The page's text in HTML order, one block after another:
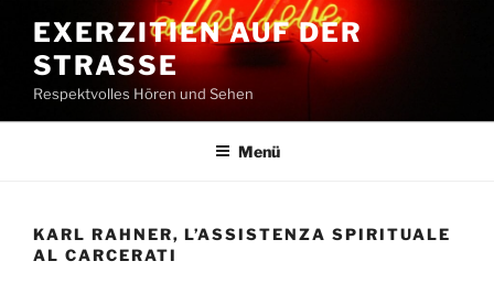
Inhalt
springen
EXERZITIEN AUF DER
STRASSE
Respektvolles Hören und Sehen
Menü
KARL RAHNER, L’ASSISTENZA SPIRITUALE
AL CARCERATI